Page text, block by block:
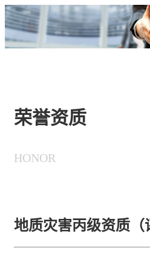
荣誉资质
HONOR
地质灾害丙级资质（